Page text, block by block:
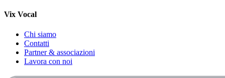
Vix Vocal
Chi siamo
Contatti
Partner & associazioni
Lavora con noi